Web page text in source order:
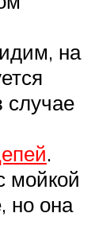
на
случае
.
мойкой
но она